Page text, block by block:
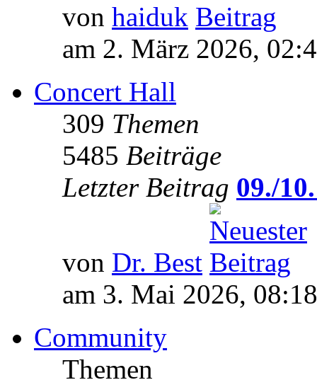
von haiduk
am 2. März 2026,
Concert Hall
309 Themen
5485 Beiträge
Letzter Beitrag 09./
von Dr. Best
am 3. Mai 2026, 08:18
Community
Themen